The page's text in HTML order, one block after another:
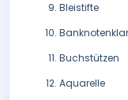
Bleistifte
Buchstützen
Aquarelle